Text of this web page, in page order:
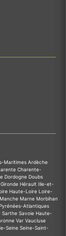
Maritimes Ardèche
Charente-
Dordogne Doubs
Gironde Hérault Ille-et-
Haute-Loire Loire-
Manche Marne Morbihan
Pyrénées-Atlantiques
Sarthe Savoie Haute-
Var Vaucluse
Seine Seine-Saint-